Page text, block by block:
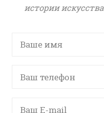
истории искусства